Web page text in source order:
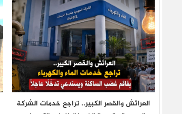
العرائش والقصر الكبير.. تراجع خدمات الشركة